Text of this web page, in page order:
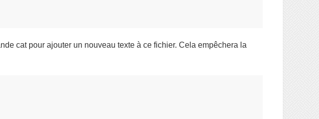
cat pour ajouter un nouveau texte à ce fichier. Cela empêchera la